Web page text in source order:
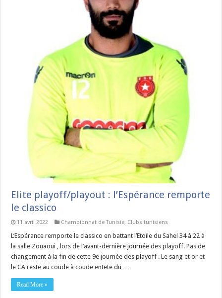
Elite playoff/playout : l’Espérance remporte
le classico
11 avril 2022 Championnat de Tunisie, Clubs tunisiens
L’Espérance remporte le classico en battant l’Etoile du Sahel 34 à 22 à
la salle Zouaoui , lors de l’avant-dernière journée des playoff. Pas de
changement à la fin de cette 9e journée des playoff . Le sang et or et
le CA reste au coude à coude entete du …
Read More »